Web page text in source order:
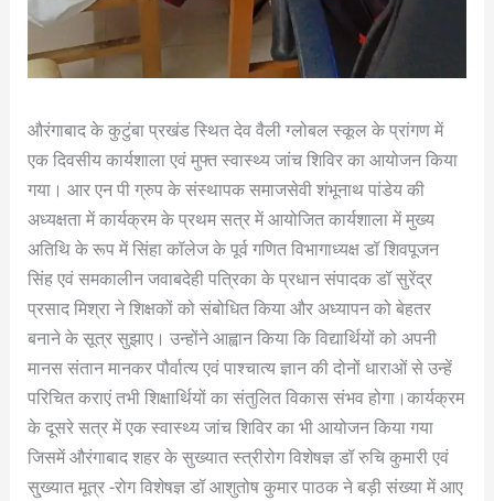
औरंगाबाद के कुटुंबा प्रखंड स्थित देव वैली ग्लोबल स्कूल के प्रांगण में
एक दिवसीय कार्यशाला एवं मुफ्त स्वास्थ्य जांच शिविर का आयोजन किया
गया। आर एन पी ग्रुप के संस्थापक समाजसेवी शंभूनाथ पांडेय की
अध्यक्षता में कार्यक्रम के प्रथम सत्र में आयोजित कार्यशाला में मुख्य
अतिथि के रूप में सिंहा कॉलेज के पूर्व गणित विभागाध्यक्ष डॉ शिवपूजन
सिंह एवं समकालीन जवाबदेही पत्रिका के प्रधान संपादक डॉ सुरेंद्र
प्रसाद मिश्रा ने शिक्षकों को संबोधित किया और अध्यापन को बेहतर
बनाने के सूत्र सुझाए। उन्होंने आह्वान किया कि विद्यार्थियों को अपनी
मानस संतान मानकर पौर्वात्य एवं पाश्चात्य ज्ञान की दोनों धाराओं से उन्हें
परिचित कराएं तभी शिक्षार्थियों का संतुलित विकास संभव होगा।कार्यक्रम
के दूसरे सत्र में एक स्वास्थ्य जांच शिविर का भी आयोजन किया गया
जिसमें औरंगाबाद शहर के सुख्यात स्त्रीरोग विशेषज्ञ डॉ रुचि कुमारी एवं
सु्ख्यात मूत्र -रोग विशेषज्ञ डॉ आशुतोष कुमार पाठक ने बड़ी संख्या में आए